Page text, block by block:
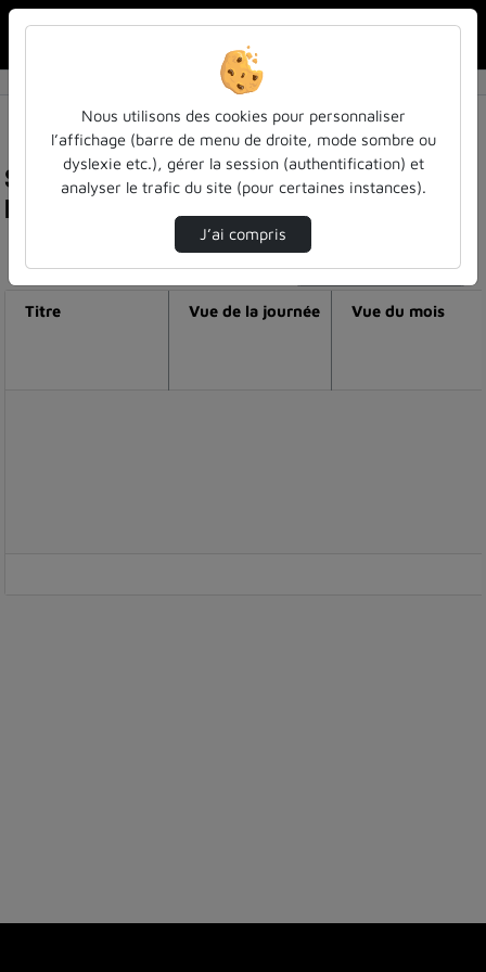
Statistiques de visualisation de la vidéo
Principe de précaution !
Modifier la période de visualisation
Titre Vue de la journée Vue du mois
Nous utilisons des cookies pour personnaliser
l’affichage (barre de menu de droite, mode sombre ou
dyslexie etc.), gérer la session (authentification) et
analyser le trafic du site (pour certaines instances).
J’ai compris